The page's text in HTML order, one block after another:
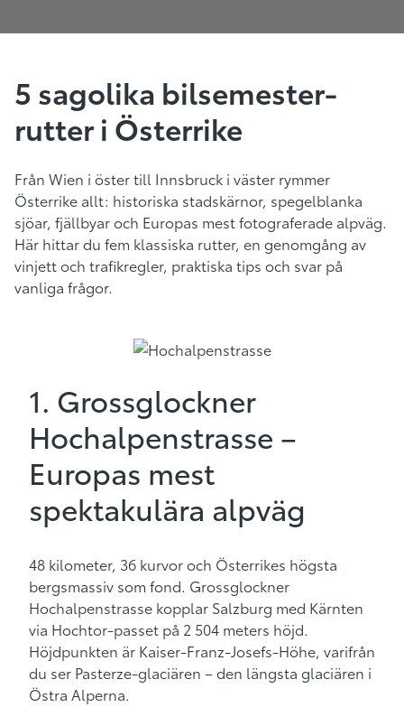
5 sagolika bilsemester-
rutter i Österrike
Från Wien i öster till Innsbruck i väster rymmer
Österrike allt: historiska stadskärnor, spegelblanka
sjöar, fjällbyar och Europas mest fotograferade alpväg.
Här hittar du fem klassiska rutter, en genomgång av
vinjett och trafikregler, praktiska tips och svar på
vanliga frågor.
1. Grossglockner
Hochalpenstrasse –
Europas mest
spektakulära alpväg
48 kilometer, 36 kurvor och Österrikes högsta
bergsmassiv som fond. Grossglockner
Hochalpenstrasse kopplar Salzburg med Kärnten
via Hochtor-passet på 2 504 meters höjd.
Höjdpunkten är Kaiser-Franz-Josefs-Höhe, varifrån
du ser Pasterze-glaciären – den längsta glaciären i
Östra Alperna.